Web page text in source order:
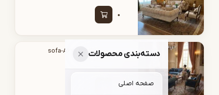
دسته‌بندی محصولات
صفحه اصلی
سرویس مبل ابزاری | sofa-A670